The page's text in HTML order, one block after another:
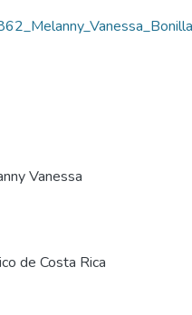
Vanessa
de Costa Rica